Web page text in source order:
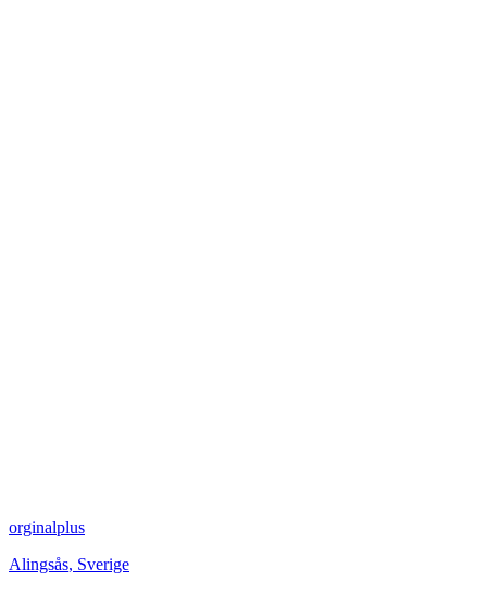
orginalplus
Alingsås, Sverige